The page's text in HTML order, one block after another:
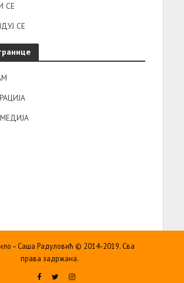
СЕ
СЕ
– Саша Радуловић © 2014-2019. Сва
права задржана.